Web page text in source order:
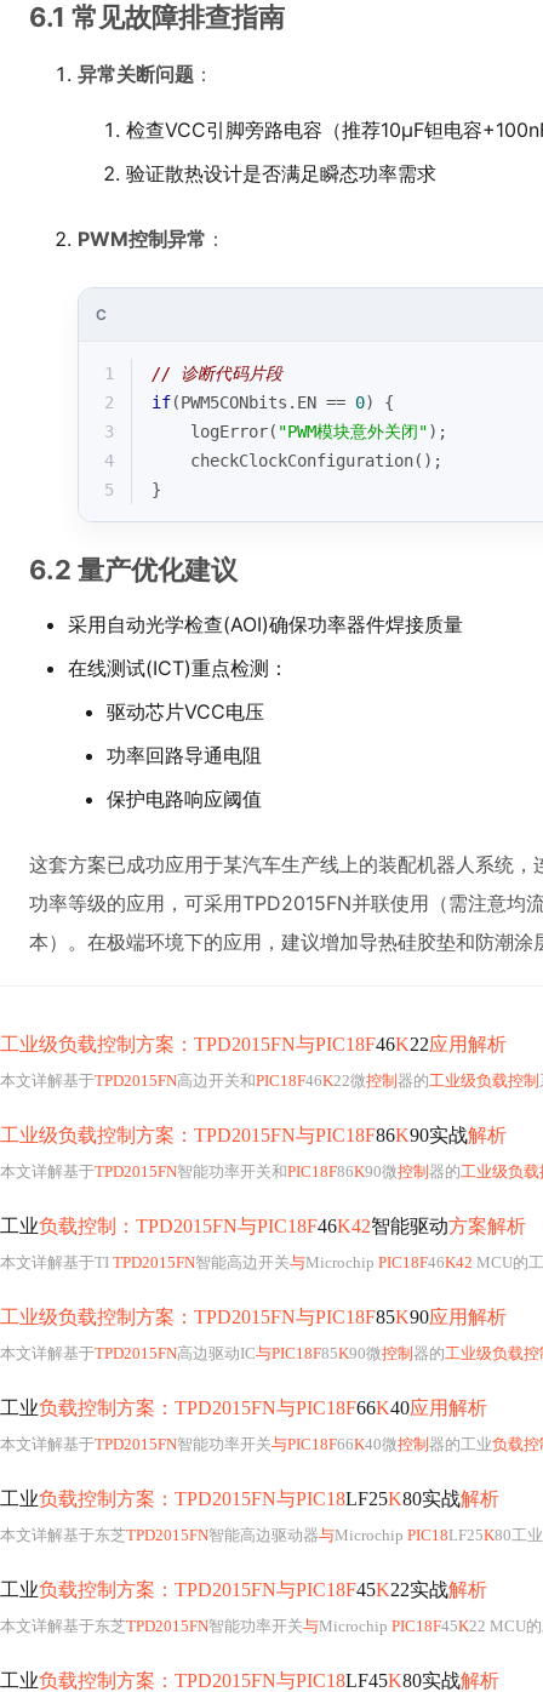
6.1 常见故障排查指南
异常关断问题 ：
检查VCC引脚旁路电容（推荐10μF钽电容
验证散热设计是否满足瞬态功率需求
PWM控制异常 ：
C
1
// 诊断代码片段
2
if(PWM5CONbits.EN == 0) {
3
    logError(
"PWM模块意外关闭");
4
    checkClockConfiguration();
5
}
6.2 量产优化建议
采用自动光学检查(AOI)确保功率器件焊接质量
在线测试(ICT)重点检测：
驱动芯片VCC电压
功率回路导通电阻
保护电路响应阈值
这套方案已成功应用于某汽车生产线上的装配机器人系统
功率等级的应用，可采用TPD2015FN并联使用（需注意均
本）。在极端环境下的应用，建议增加导热硅胶垫和防潮涂
工业级负载控制方案：TPD2015FN与PIC18F46K22应用解析
本文详解基于TPD2015FN高边开关和PIC18F46K22微控制 器的工业级负载控制
工业级负载控制方案：TPD2015FN与PIC18F86K90实战解析
本文详解基于TPD2015FN智能功率开关和PIC18F86K90微控制 器的工业级负载
工业负载控制：TPD2015FN与PIC18F46K42智能驱动方案解析
本文详解基于TI TPD2015FN智能高边开关与Microchip PIC18F46K42 MCU的
工业级负载控制方案：TPD2015FN与PIC18F85K90应用解析
本文详解基于TPD2015FN高边驱动IC与PIC18F85K90微控制 器的工业级负载控
工业负载控制方案：TPD2015FN与PIC18F66K40应用解析
本文详解基于TPD2015FN智能功率开关与PIC18F66K40微控制 器的工业负载控
工业负载控制方案：TPD2015FN与PIC18LF25K80实战解析
本文详解基于东芝TPD2015FN智能高边驱动器与Microchip PIC18LF25K80工
工业负载控制方案：TPD2015FN与PIC18F45K22实战解析
本文详解基于东芝TPD2015FN智能功率开关与Microchip PIC18F45K22 MCU
工业负载控制方案：TPD2015FN与PIC18LF45K80实战解析